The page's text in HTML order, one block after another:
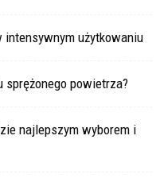
intensywnym użytkowaniu
sprężonego powietrza?
najlepszym wyborem i